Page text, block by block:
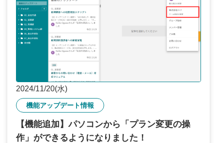
2024/11/20(水)
機能アップデート情報
【機能追加】パソコンから「プラン変更の操
作」ができるようになりました！